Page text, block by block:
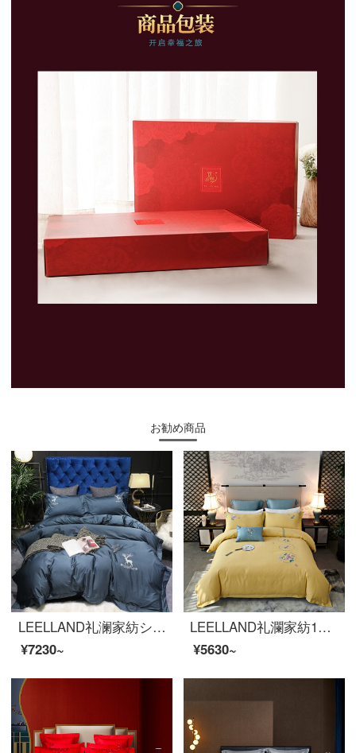
お勧め商品
LEELLAND礼澜家紡シンプルで無地の100本の海島綿の鹿の刺繍の全綿の寝具4点セットの純綿の五星ホテルの見本室のベッドセットの鹿-青緑色の1.5-1.8メートルのベッド/200*230 cm
¥7230~
LEELLAND礼瀾家紡100本の新しい中国式刺繍の全綿研毛ベッドの上に4つのセットの純綿を厚くして保温ベッド用品セットの瑾姀赋1.8-2.0メートルベッド/220*240 cm布団カバー
¥5630~